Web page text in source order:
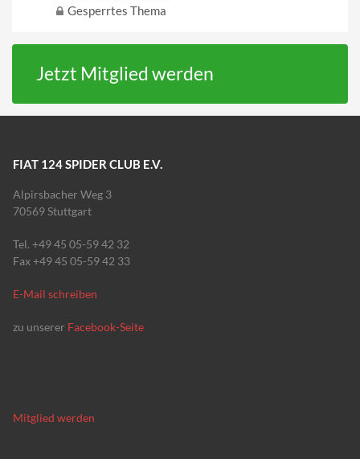
Gesperrtes Thema
Jetzt Mitglied werden
FIAT 124 SPIDER CLUB E.V.
Alpirsbacher Weg 3
70569 Stuttgart
Tel. +49 45 05-59 42 32
Fax +49 45 05-59 42 33
E-Mail schreiben
zu unserer Facebook-Seite
Mitglied werden